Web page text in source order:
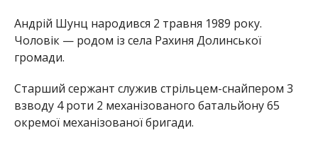
Андрій Шунц народився 2 травня 1989 року.
Чоловік — родом із села Рахиня Долинської
громади.
Старший сержант служив стрільцем-снайпером 3
взводу 4 роти 2 механізованого батальйону 65
окремої механізованої бригади.